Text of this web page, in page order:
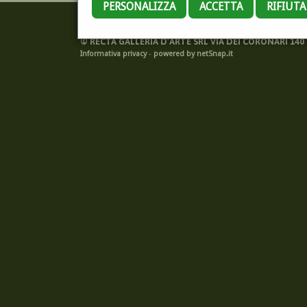
PERSONALIZZA ACCETTA
©RECTA GALLERIA D'ARTE SRL VIA DEI CORONARI
Informativa privacy- powered by netSnap.it